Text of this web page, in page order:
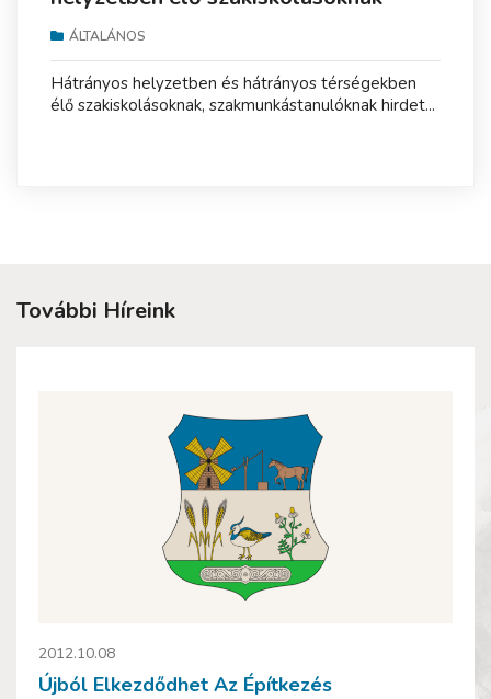
ÁLTALÁNOS
Hátrányos helyzetben és hátrányos térségekben
élő szakiskolásoknak, szakmunkástanulóknak hirdet...
További Híreink
2012.10.08
Újból Elkezdődhet Az Építkezés